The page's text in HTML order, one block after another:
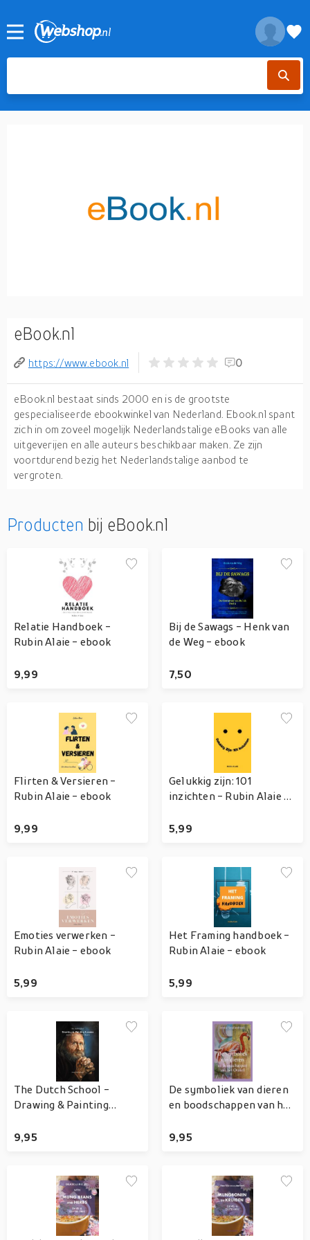
eBook.nl
https://www.ebook.nl 0
eBook.nl bestaat sinds 2000 en is de grootste
gespecialiseerde ebookwinkel van Nederland. Ebook.nl spant
zich in om zoveel mogelijk Nederlandstalige eBooks van alle
uitgeverijen en alle auteurs beschikbaar maken. Ze zijn
voortdurend bezig het Nederlandstalige aanbod te
vergroten.
Producten bij eBook.nl
Relatie Handboek -
Rubin Alaie - ebook
9,99
Bij de Sawags - Henk van
de Weg - ebook
7,50
Flirten & Versieren -
Rubin Alaie - ebook
9,99
Gelukkig zijn: 101
inzichten - Rubin Alaie -
5,99
Emoties verwerken -
Rubin Alaie - ebook
5,99
Het Framing handboek -
Rubin Alaie - ebook
5,99
The Dutch School -
Drawing & Painting
Smallenbroek - ebook
9,95
De symboliek van dieren
en boodschappen van het
Smallenbroek - ebook
9,95